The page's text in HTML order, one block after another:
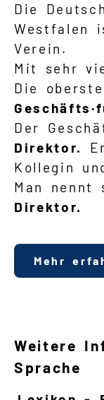
Die
Westfalen
Verein.
Mit sehr
Die
Der
Direktor.
Kollegin
Man nennt
Direktor.
Mehr
Weitere
Sprache